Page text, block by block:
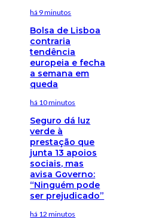
há 9 minutos
Bolsa de Lisboa
contraria
tendência
europeia e fecha
a semana em
queda
há 10 minutos
Seguro dá luz
verde à
prestação que
junta 13 apoios
sociais, mas
avisa Governo:
“Ninguém pode
ser prejudicado”
há 12 minutos